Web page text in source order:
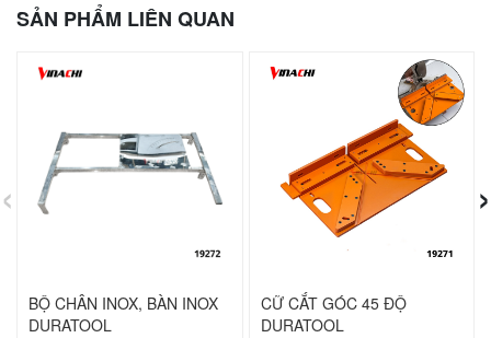
SẢN PHẨM LIÊN QUAN
BỘ CHÂN INOX, BÀN INOX
DURATOOL
CỮ CẮT GÓC 45 ĐỘ
DURATOOL
‹ ›